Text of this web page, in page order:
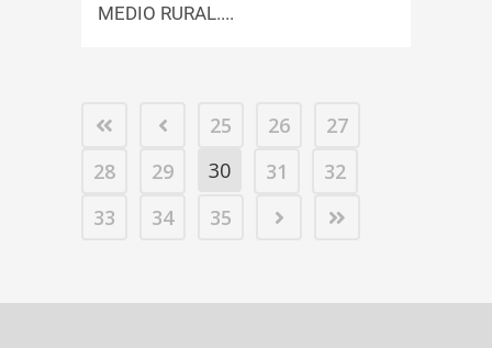
MEDIO RURAL....
25 26
27
28
29 30 31
32
33
34 35